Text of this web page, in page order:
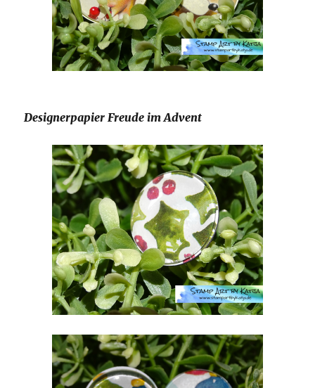
Designerpapier Freude im Advent